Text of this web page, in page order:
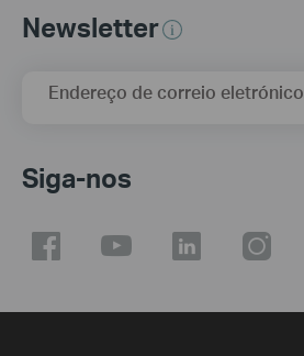
Newsletter
Endereço de correio eletrónico
Siga-nos